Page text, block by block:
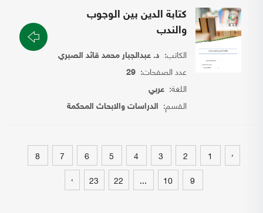
كتابة الدين بين الوجوب
والندب
الكاتب: د. عبدالجبار محمد قائد الصبري
عدد الصفحات:29
اللغة:عربي
القسم: الدراسات والابحاث المحكمة
‹
1
2
3
4
5
6
7
8
9
10
...
22
23
›